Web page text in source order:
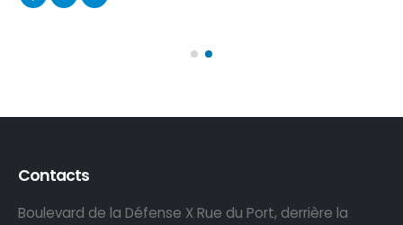
Contacts
Boulevard de la Défense X Rue du Port, derrière la